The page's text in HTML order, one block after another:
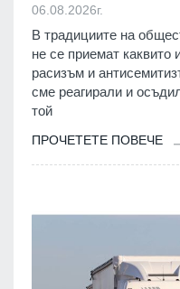
06.08.2026г.
В традициите на
не се приемат каквито
расизъм и
сме реагирали и
той
ПРОЧЕТЕТЕ ПОВЕЧЕ